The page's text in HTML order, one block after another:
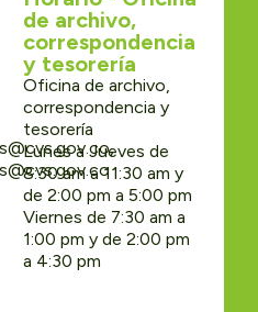
de archivo,
correspondencia
y tesorería
Oficina de archivo,
correspondencia y
tesorería
Lunes a Jueves de
8:30 am a 11:30 am y
de 2:00 pm a 5:00 pm
Viernes de 7:30 am a
1:00 pm y de 2:00 pm
a 4:30 pm